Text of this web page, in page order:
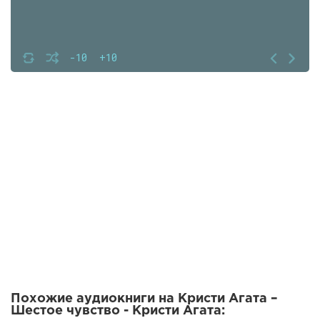
-10 +10
Похожие аудиокниги на Кристи Агата –
Шестое чувство - Кристи Агата: